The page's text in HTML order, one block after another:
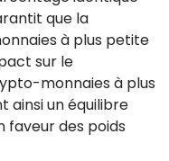
que la
à plus petite
sur le
monnaies à plus
ainsi un équilibre
faveur des poids